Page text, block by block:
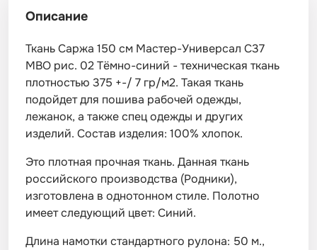
Описание
Ткань Саржа 150 см Мастер-Универсал С37
МВО рис. 02 Тёмно-синий - техническая ткань
плотностью 375 +-/ 7 гр/м2. Такая ткань
подойдет для пошива рабочей одежды,
лежанок, а также спец одежды и других
изделий. Состав изделия: 100% хлопок.
Это плотная прочная ткань. Данная ткань
российского производства (Родники),
изготовлена в однотонном стиле. Полотно
имеет следующий цвет: Синий.
Длина намотки стандартного рулона: 50 м.,